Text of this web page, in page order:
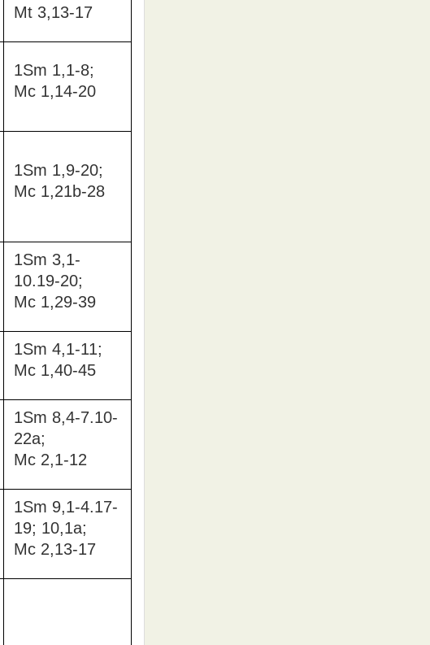
Mt 3,13-17
1Sm 1,1-8;
Mc 1,14-20
1Sm 1,9-20;
Mc 1,21b-28
1Sm 3,1-
10.19-20;
Mc 1,29-39
1Sm 4,1-11;
Mc 1,40-45
1Sm 8,4-7.10-
22a;
Mc 2,1-12
1Sm 9,1-4.17-
19; 10,1a;
Mc 2,13-17